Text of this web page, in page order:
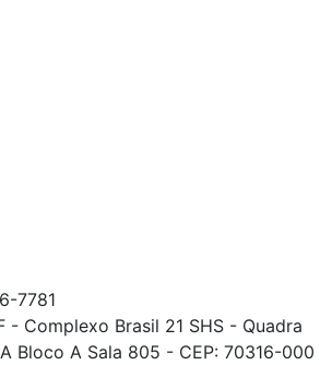
7781
- Complexo Brasil 21 SHS - Quadra
Bloco A Sala 805 - CEP: 70316-000